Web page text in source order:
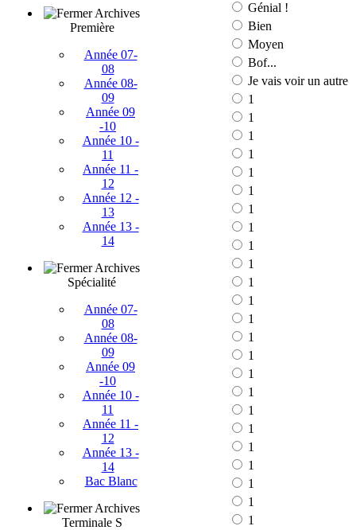
Archives
Première
Année 07-
08
Année 08-
09
Année 09
-10
Année 10 -
11
Année 11 -
12
Année 12 -
13
Année 13 -
14
Archives
Spécialité
Année 07-
08
Année 08-
09
Année 09
-10
Année 10 -
11
Année 11 -
12
Année 13 -
14
Bac Blanc
Archives
Terminale S
Génial !
Bien
Moyen
Bof...
Je vais voir un autre
1
1
1
1
1
1
1
1
1
1
1
1
1
1
1
1
1
1
1
1
1
1
1
1